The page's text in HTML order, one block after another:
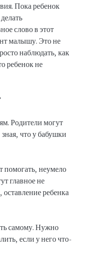
Пока ребенок
слово в этот
малышу. Это не
наблюдать, как
ребенок не
Родители могут
что у бабушки
помогать, неумело
главное не
ребенка
самому. Нужно
если у него что-